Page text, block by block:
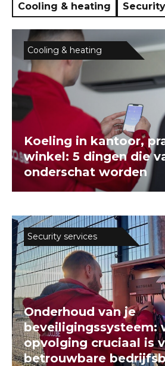
Contact
Maak een afspraak
Cooling & heating
Cooling & heating
Koeling in kantoor,
winkel: 5 dingen die
onderschat worden
Security services
Onderhoud van je
beveiligingssysteem:
opvolging cruciaal is
betrouwbare